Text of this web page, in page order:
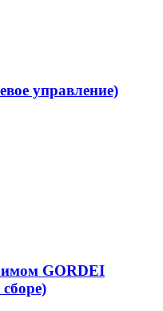
управление)
GORDEI